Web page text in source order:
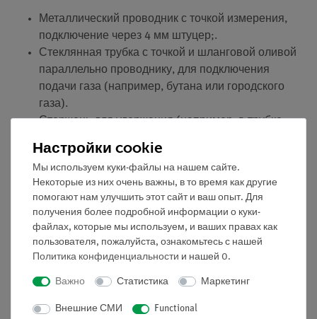
Металлический проводник с точкой измерения,
подключение через 4 мм штуцер;.
Стеклянная трубка с точкой и шланговой оливой
параллельно проводнику, для подключения
подачи газа (например, бутана или городского
газа).
Стержень для удержания (например, в трубке-
Длина зонда: 375 мм.
Длина стержня: 1450 мм.
Эксперименты
Настройки cookie
Мы используем куки-файлы на нашем сайте.
Некоторые из них очень важны, в то время как другие
помогают нам улучшить этот сайт и ваш опыт. Для
получения более подробной информации о куки-
файлах, которые мы используем, и ваших правах как
пользователя, пожалуйста, ознакомьтесь с нашей
Политика конфиденциальности и нашей 0.
Важно Статистика Маркетинг
Внешние СМИ Functional